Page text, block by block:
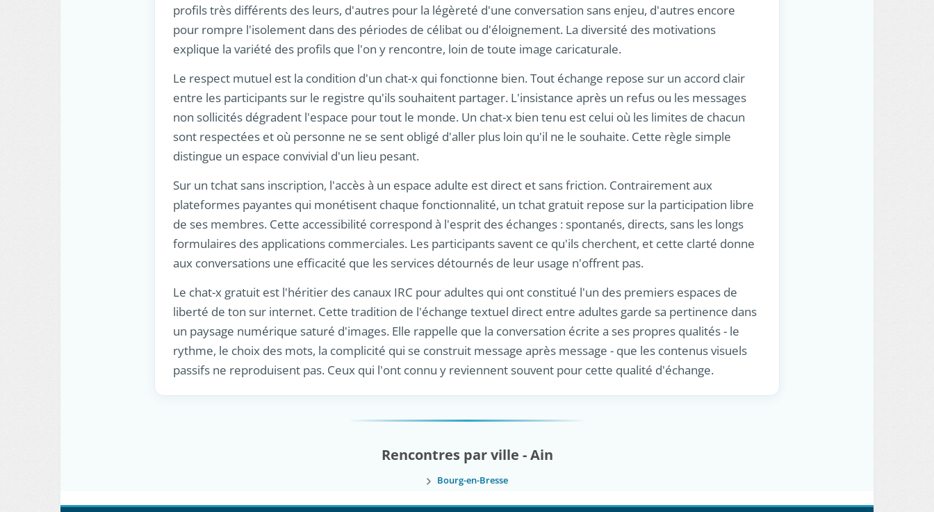
profils très différents des leurs, d'autres pour la légèreté d'une conversation sans enjeu, d'autres encore
pour rompre l'isolement dans des périodes de célibat ou d'éloignement. La diversité des motivations
explique la variété des profils que l'on y rencontre, loin de toute image caricaturale.
Le respect mutuel est la condition d'un chat-x qui fonctionne bien. Tout échange repose sur un accord clair
entre les participants sur le registre qu'ils souhaitent partager. L'insistance après un refus ou les messages
non sollicités dégradent l'espace pour tout le monde. Un chat-x bien tenu est celui où les limites de chacun
sont respectées et où personne ne se sent obligé d'aller plus loin qu'il ne le souhaite. Cette règle simple
distingue un espace convivial d'un lieu pesant.
Sur un tchat sans inscription, l'accès à un espace adulte est direct et sans friction. Contrairement aux
plateformes payantes qui monétisent chaque fonctionnalité, un tchat gratuit repose sur la participation libre
de ses membres. Cette accessibilité correspond à l'esprit des échanges : spontanés, directs, sans les longs
formulaires des applications commerciales. Les participants savent ce qu'ils cherchent, et cette clarté donne
aux conversations une efficacité que les services détournés de leur usage n'offrent pas.
Le chat-x gratuit est l'héritier des canaux IRC pour adultes qui ont constitué l'un des premiers espaces de
liberté de ton sur internet. Cette tradition de l'échange textuel direct entre adultes garde sa pertinence dans
un paysage numérique saturé d'images. Elle rappelle que la conversation écrite a ses propres qualités - le
rythme, le choix des mots, la complicité qui se construit message après message - que les contenus visuels
passifs ne reproduisent pas. Ceux qui l'ont connu y reviennent souvent pour cette qualité d'échange.
Rencontres par ville - Ain
Bourg-en-Bresse